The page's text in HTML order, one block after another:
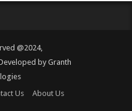
@2024,
by Granth
Us About Us